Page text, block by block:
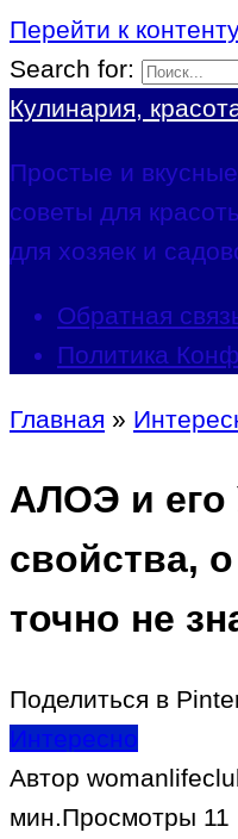
Перейти к
Search for:
Кулинария,
Простые и
советы для
для хозяек и
Обратная
Политика
Главная »
АЛОЭ и
свойства,
точно не
Поделиться в
Интересно
Автор
мин.Просмотры 11